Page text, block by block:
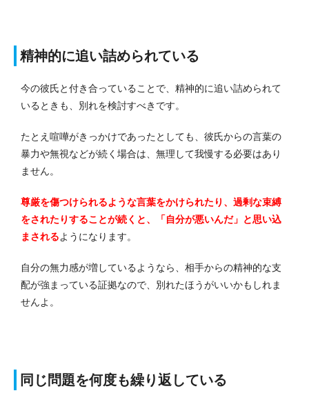
精神的に追い詰められている
今の彼氏と付き合っていることで、精神的に追い詰められて
いるときも、別れを検討すべきです。
たとえ喧嘩がきっかけであったとしても、彼氏からの言葉の
暴力や無視などが続く場合は、無理して我慢する必要はあり
ません。
尊厳を傷つけられるような言葉をかけられたり、過剰な束縛
をされたりすることが続くと、「自分が悪いんだ」と思い込
まされるようになります。
自分の無力感が増しているようなら、相手からの精神的な支
配が強まっている証拠なので、別れたほうがいいかもしれま
せんよ。
同じ問題を何度も繰り返している